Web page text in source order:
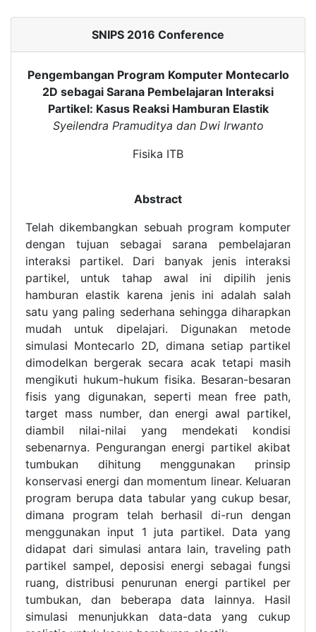
SNIPS 2016 Conference
Pengembangan Program Komputer Montecarlo
2D sebagai Sarana Pembelajaran Interaksi
Partikel: Kasus Reaksi Hamburan Elastik
Syeilendra Pramuditya dan Dwi Irwanto
Fisika ITB
Abstract
Telah dikembangkan sebuah program komputer
dengan tujuan sebagai sarana pembelajaran
interaksi partikel. Dari banyak jenis interaksi
partikel, untuk tahap awal ini dipilih jenis
hamburan elastik karena jenis ini adalah salah
satu yang paling sederhana sehingga diharapkan
mudah untuk dipelajari. Digunakan metode
simulasi Montecarlo 2D, dimana setiap partikel
dimodelkan bergerak secara acak tetapi masih
mengikuti hukum-hukum fisika. Besaran-besaran
fisis yang digunakan, seperti mean free path,
target mass number, dan energi awal partikel,
diambil nilai-nilai yang mendekati kondisi
sebenarnya. Pengurangan energi partikel akibat
tumbukan dihitung menggunakan prinsip
konservasi energi dan momentum linear. Keluaran
program berupa data tabular yang cukup besar,
dimana program telah berhasil di-run dengan
menggunakan input 1 juta partikel. Data yang
didapat dari simulasi antara lain, traveling path
partikel sampel, deposisi energi sebagai fungsi
ruang, distribusi penurunan energi partikel per
tumbukan, dan beberapa data lainnya. Hasil
simulasi menunjukkan data-data yang cukup